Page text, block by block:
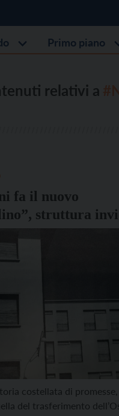
Primo piano
relativi a
fa il nuovo
struttura
costellata di
del trasferimento